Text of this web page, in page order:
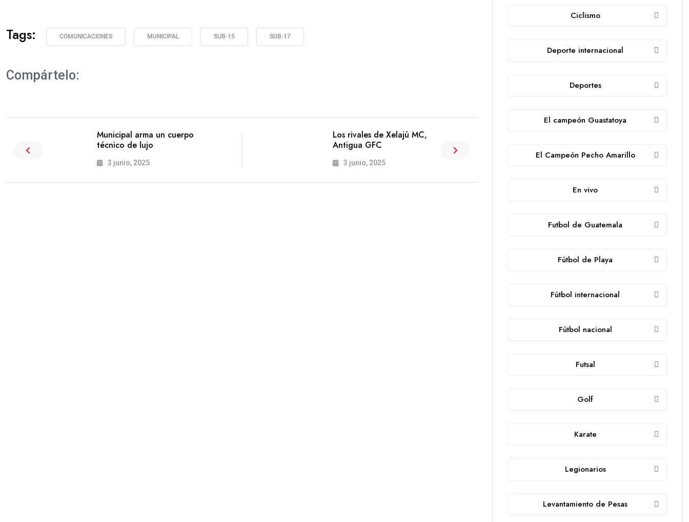
Tags: COMUNICACIONES MUNICIPAL SUB-15 SUB-17
Compártelo:
Municipal arma un cuerpo
técnico de lujo
3 junio, 2025
Los rivales de Xelajú MC,
Antigua GFC
3 junio, 2025
Ciclismo
Deporte internacional
Deportes
El campeón Guastatoya
El Campeón Pecho Amarillo
En vivo
Futbol de Guatemala
Fútbol de Playa
Fútbol internacional
Fútbol nacional
Futsal
Golf
Karate
Legionarios
Levantamiento de Pesas